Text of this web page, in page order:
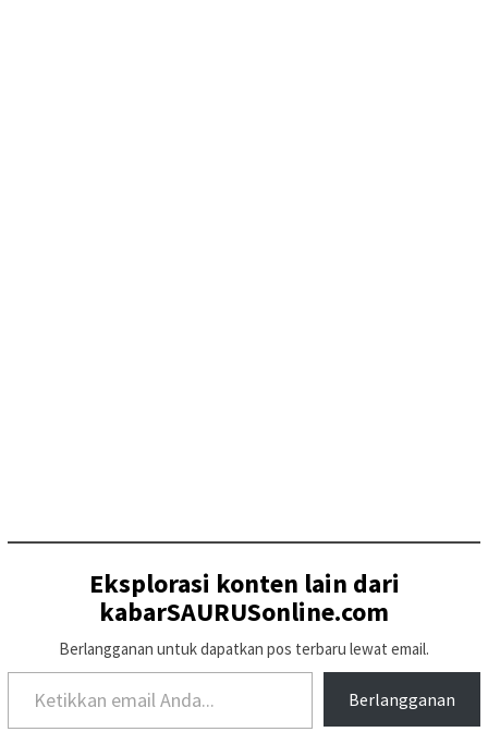
Eksplorasi konten lain dari
kabarSAURUSonline.com
Berlangganan untuk dapatkan pos terbaru lewat email.
Ketikkan email Anda...
Berlangganan